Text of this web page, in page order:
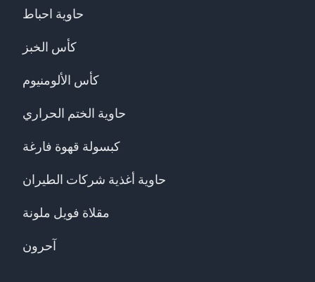
حاوية احباط
كأس الخبز
كأس الألومنيوم
حاوية الختم الحراري
كبسولة قهوة فارغة
حاوية أغذية شركات الطيران
مقلاة فويل ملونة
آحرون